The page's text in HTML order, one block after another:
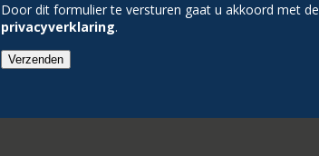
Door dit formulier te versturen gaat u akkoord met de
privacyverklaring.
Verzenden